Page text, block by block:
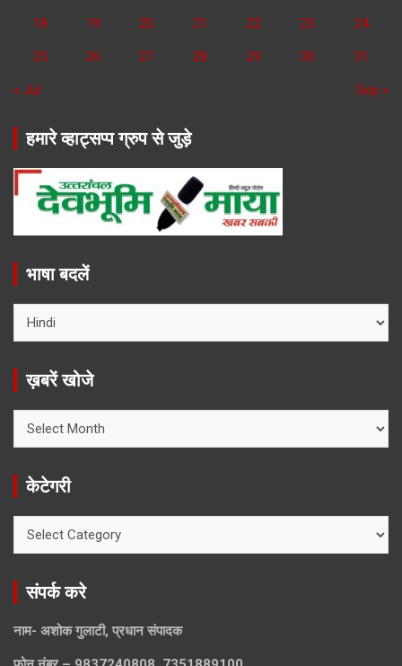
18 19 20 21 22 23 24
25 26 27 28 29 30 31
« Jul Sep »
हमारे व्हाट्सप्प ग्रुप से जुड़े
भाषा बदलें
ख़बरें खोजे
खोजे
केटेगरी
संपर्क करे
नाम- अशोक गुलाटी, प्रधान संपादक